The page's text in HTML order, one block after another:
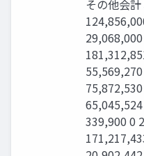
その他会
339,900 0